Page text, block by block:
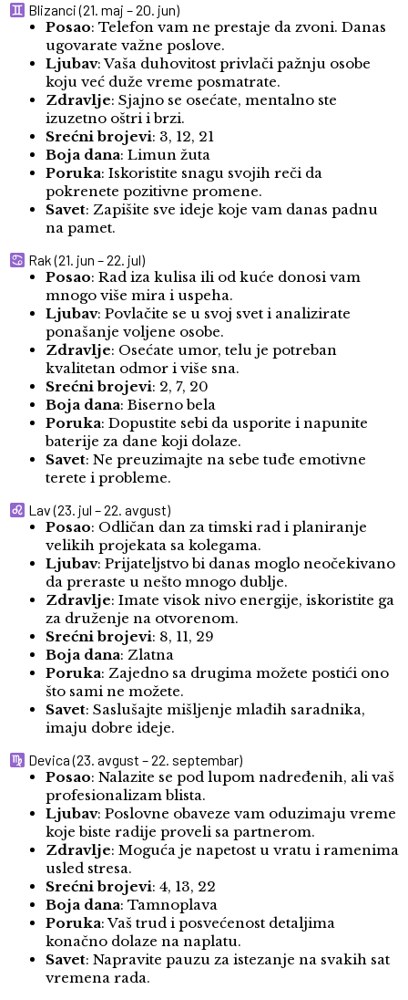
Blizanci (21. maj – 20. jun)
Posao: Telefon vam ne prestaje da zvoni. Danas
ugovarate važne poslove.
Ljubav: Vaša duhovitost privlači pažnju osobe
koju već duže vreme posmatrate.
Zdravlje: Sjajno se osećate, mentalno ste
izuzetno oštri i brzi.
Srećni brojevi: 3, 12, 21
Boja dana: Limun žuta
Poruka: Iskoristite snagu svojih reči da
pokrenete pozitivne promene.
Savet: Zapišite sve ideje koje vam danas padnu
na pamet.
Rak (21. jun – 22. jul)
Posao: Rad iza kulisa ili od kuće donosi vam
mnogo više mira i uspeha.
Ljubav: Povlačite se u svoj svet i analizirate
ponašanje voljene osobe.
Zdravlje: Osećate umor, telu je potreban
kvalitetan odmor i više sna.
Srećni brojevi: 2, 7, 20
Boja dana: Biserno bela
Poruka: Dopustite sebi da usporite i napunite
baterije za dane koji dolaze.
Savet: Ne preuzimajte na sebe tuđe emotivne
terete i probleme.
Lav (23. jul – 22. avgust)
Posao: Odličan dan za timski rad i planiranje
velikih projekata sa kolegama.
Ljubav: Prijateljstvo bi danas moglo neočekivano
da preraste u nešto mnogo dublje.
Zdravlje: Imate visok nivo energije, iskoristite ga
za druženje na otvorenom.
Srećni brojevi: 8, 11, 29
Boja dana: Zlatna
Poruka: Zajedno sa drugima možete postići ono
što sami ne možete.
Savet: Saslušajte mišljenje mlađih saradnika,
imaju dobre ideje.
Devica (23. avgust – 22. septembar)
Posao: Nalazite se pod lupom nadređenih, ali vaš
profesionalizam blista.
Ljubav: Poslovne obaveze vam oduzimaju vreme
koje biste radije proveli sa partnerom.
Zdravlje: Moguća je napetost u vratu i ramenima
usled stresa.
Srećni brojevi: 4, 13, 22
Boja dana: Tamnoplava
Poruka: Vaš trud i posvećenost detaljima
konačno dolaze na naplatu.
Savet: Napravite pauzu za istezanje na svakih sat
vremena rada.